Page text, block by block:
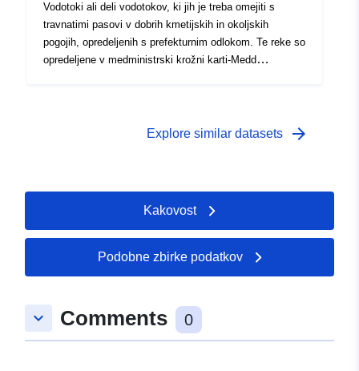
Vodotoki ali deli vodotokov, ki jih je treba omejiti s
travnatimi pasovi v dobrih kmetijskih in okoljskih
pogojih, opredeljenih s prefekturnim odlokom. Te reke so
opredeljene v medministrski krožni karti-Medd
zakonika ter o pravilih glede pokrovnosti okolja in
Explore similar datasets arrow_forward
Kakovost
Podobne zbirke podatkov
keyboard_arrow_down Comments 0